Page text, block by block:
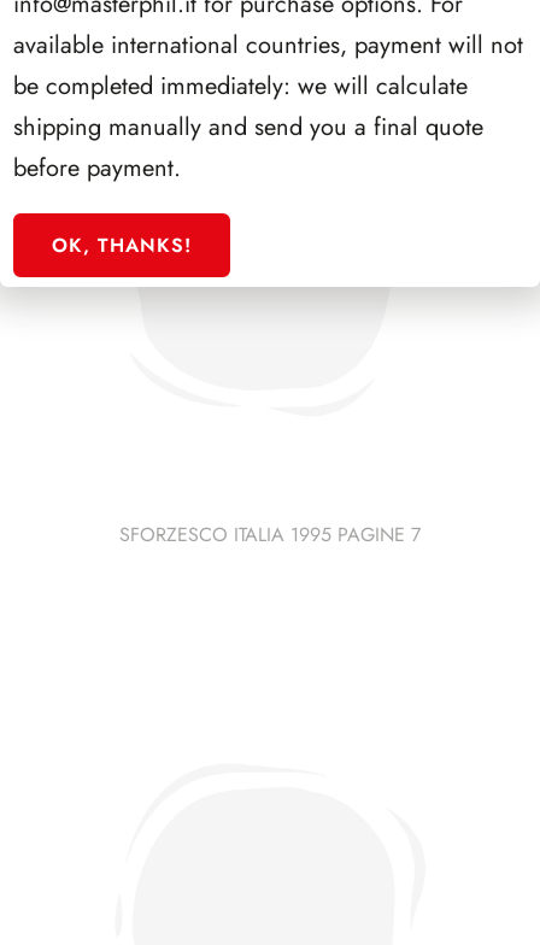
SFORZESCO ITALIA 1995 PAGINE 7
available international countries, payment will not
be completed immediately: we will calculate
shipping manually and send you a final quote
before payment.
OK, THANKS!